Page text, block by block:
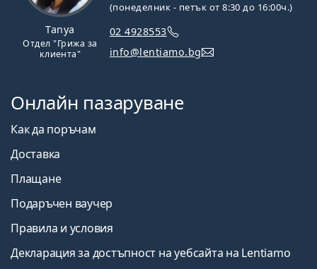
Tanya
Отдел "Грижа за
клиента"
(понеделник - петък от 8:30 до 16:00ч.)
02 4928553
info@lentiamo.bg
Онлайн пазаруване
Как да поръчам
Доставка
Плащане
Подаръчен ваучер
Правила и условия
Декларация за достъпност на уебсайта на Lentiamo